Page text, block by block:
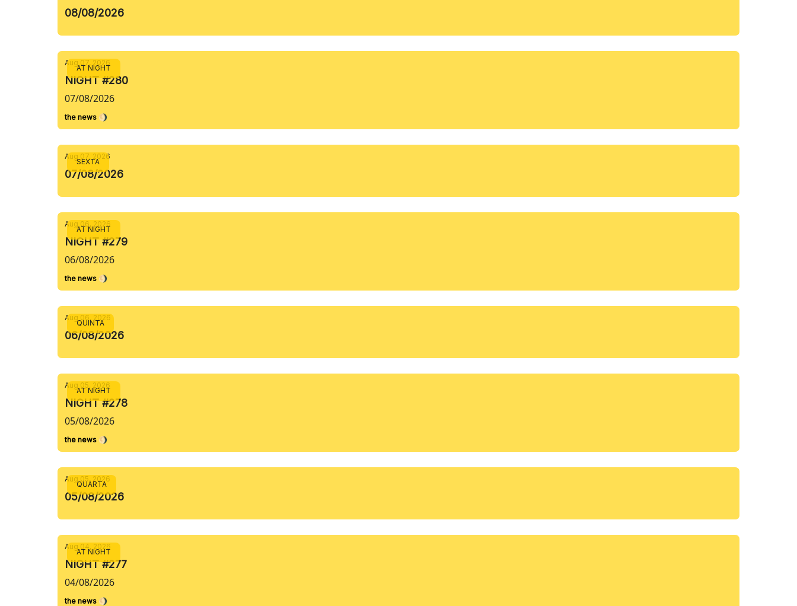
08/08/2026
AT NIGHT
Aug 07, 2026
NIGHT #280
07/08/2026
the news 🌖
SEXTA
Aug 07, 2026
07/08/2026
AT NIGHT
Aug 06, 2026
NIGHT #279
06/08/2026
the news 🌖
QUINTA
Aug 06, 2026
06/08/2026
AT NIGHT
Aug 05, 2026
NIGHT #278
05/08/2026
the news 🌖
QUARTA
Aug 05, 2026
05/08/2026
AT NIGHT
Aug 04, 2026
NIGHT #277
04/08/2026
the news 🌖